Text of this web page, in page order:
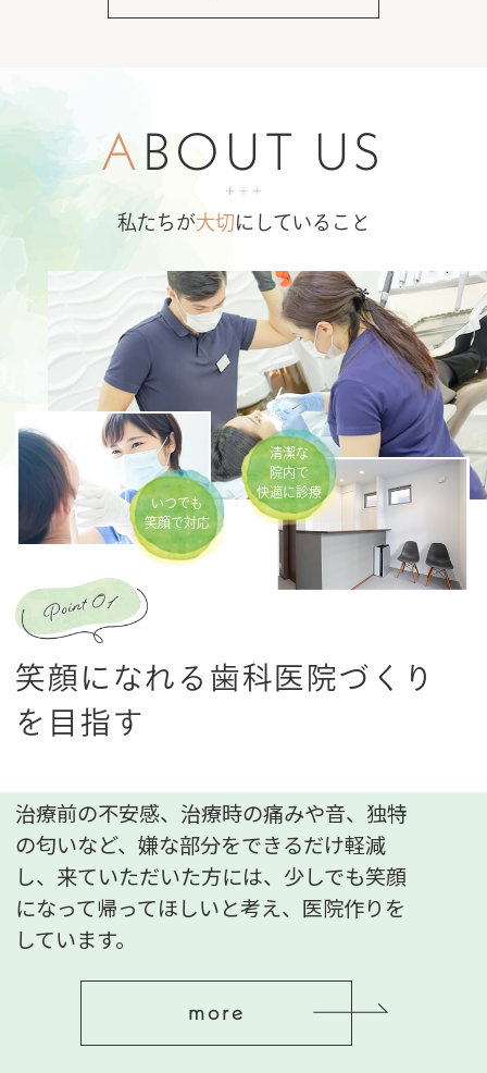
ABOUT US
私たちが大切にしていること
笑顔になれる歯科医院づくり
を目指す
治療前の不安感、治療時の痛みや音、独特
の匂いなど、嫌な部分をできるだけ軽減
し、来ていただいた方には、少しでも笑顔
になって帰ってほしいと考え、医院作りを
しています。
more
いつでも
笑顔で対応
清潔な
院内で
快適に診療